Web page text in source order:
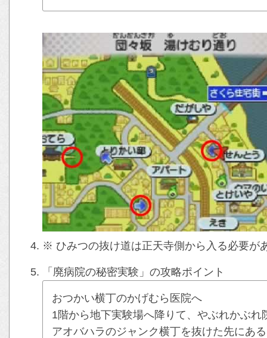
※ ひみつの抜け道は正天寺側から入る必要が
「廃病院の秘密実験」の攻略ポイント
おつかい横丁のかげむら医院へ
1階から地下実験場へ降りて、やぶれかぶれ
アオバハラのジャンク横丁を抜けた先にあ